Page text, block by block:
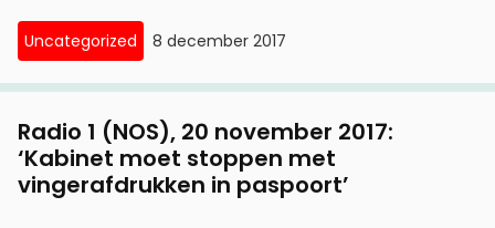
Uncategorized 8 december 2017
Radio 1 (NOS), 20 november 2017:
‘Kabinet moet stoppen met
vingerafdrukken in paspoort’